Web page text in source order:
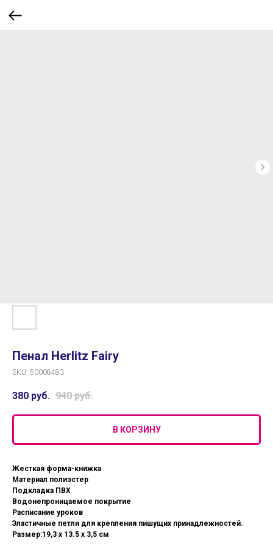
Пенал Herlitz Fairy
SKU: 50008483
380 руб. 940 руб.
В КОРЗИНУ
Жесткая форма-книжка
Материал полиэстер
Подкладка ПВХ
Водонепроницаемое покрытие
Расписание уроков
Эластичные петли для крепления пишущих принадлежностей.
Размер:19,3 x 13.5 x 3,5 см